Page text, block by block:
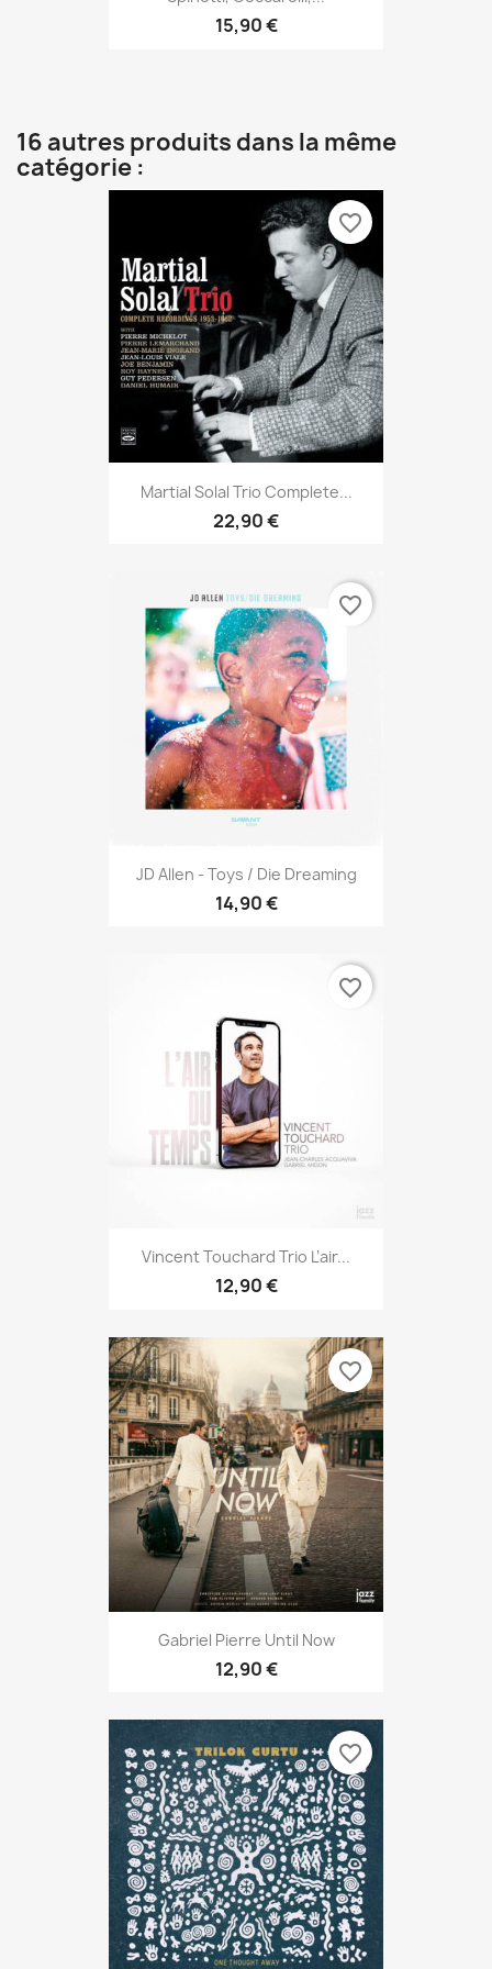
15,90 €
16 autres produits dans la même
catégorie :
Martial Solal Trio Complete...
22,90 €
favorite_border
JD Allen - Toys / Die Dreaming
14,90 €
favorite_border
Vincent Touchard Trio L’air...
12,90 €
favorite_border
Gabriel Pierre Until Now
12,90 €
favorite_border
favorite_border